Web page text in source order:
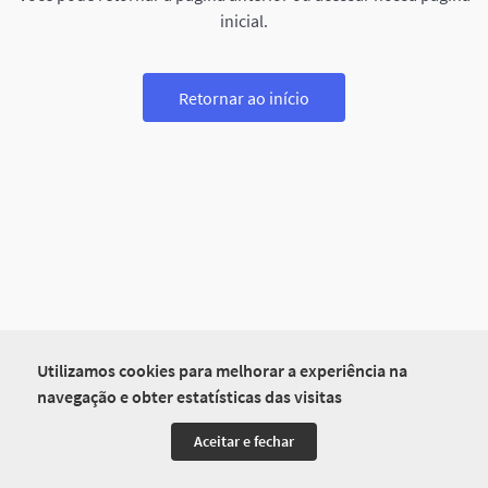
Utilizamos cookies para melhorar a experiência na
navegação e obter estatísticas das visitas
Aceitar e fechar
inicial.
Retornar ao início